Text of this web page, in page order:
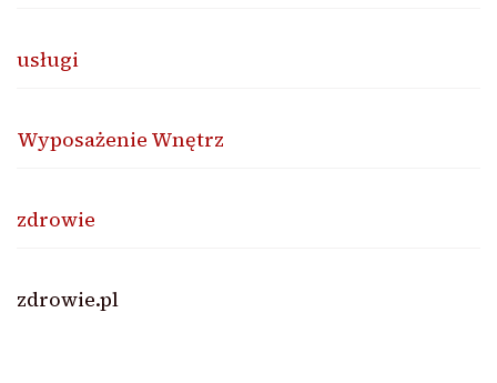
usługi
Wyposażenie Wnętrz
zdrowie
zdrowie.pl